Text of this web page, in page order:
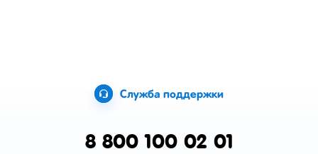
Служба поддержки
8 800 100 02 01